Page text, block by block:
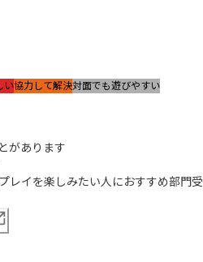
い協力して解決対面でも遊びやすい
があります
レイを楽しみたい人におすすめ部門受